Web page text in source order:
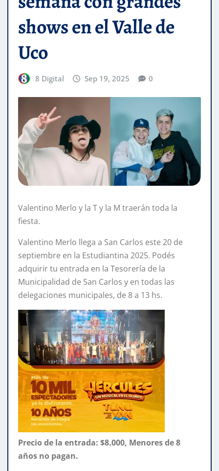
shows en el Valle de
Uco
8 Digital Sep 19, 2025 0
Valentino Merlo y la T y la M traerán toda la
fiesta.
Valentino Merlo llega a San Carlos este 20 de
septiembre en la Estudiantina 2025. Podés
adquirir tu entrada en la Tesorería de la
Municipalidad de San Carlos y en todas las
delegaciones municipales, de 8 a 13 hs.
Precio de la entrada: $8.000, Menores de 8
años no pagan.